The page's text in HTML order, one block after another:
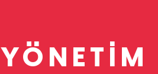
YÖNETIM